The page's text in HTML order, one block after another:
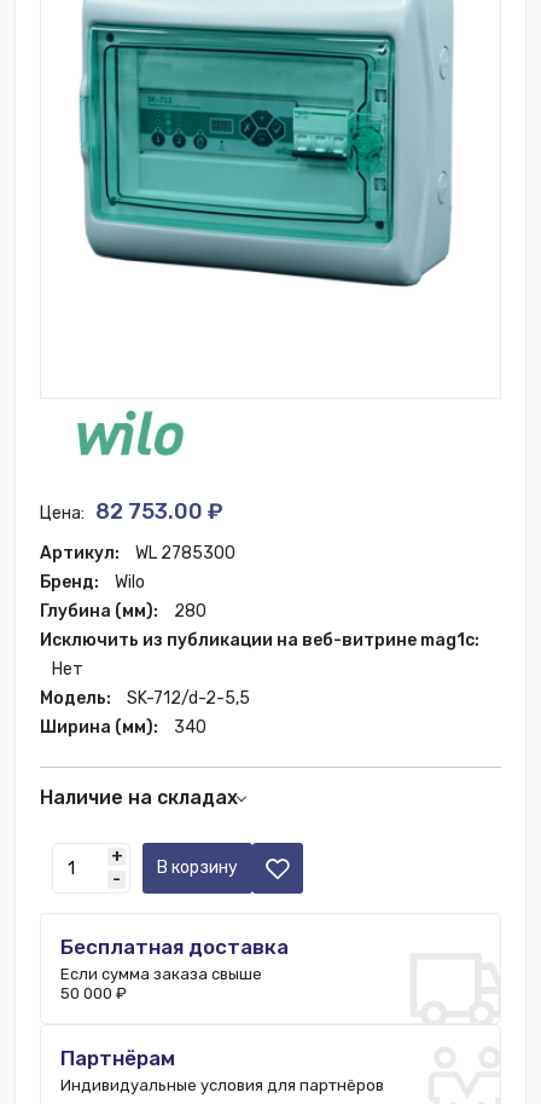
Цена: 82 753.00 ₽
Артикул:
WL 2785300
Бренд:
Wilo
Глубина (мм):
280
Исключить из публикации на веб-витрине mag1c:
Нет
Модель:
SK-712/d-2-5,5
Ширина (мм):
340
Наличие на складах
+
-
В корзину
Бесплатная доставка
Если сумма заказа свыше
50 000 ₽
Партнёрам
Индивидуальные условия для партнёров